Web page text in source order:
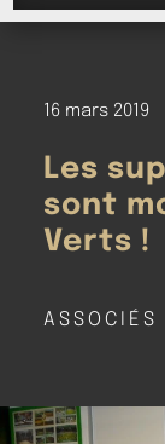
16 mars 2019
Les
sont
Verts !
ASSOCIÉS